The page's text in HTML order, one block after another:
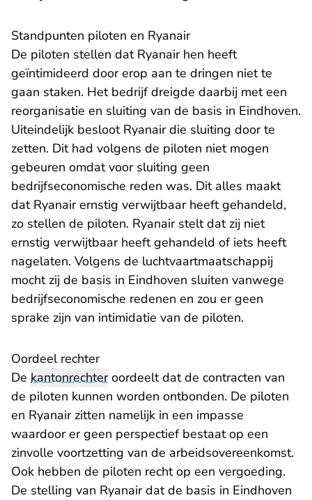
Standpunten piloten en Ryanair
De piloten stellen dat Ryanair hen heeft
geïntimideerd door erop aan te dringen niet te
gaan staken. Het bedrijf dreigde daarbij met een
reorganisatie en sluiting van de basis in Eindhoven.
Uiteindelijk besloot Ryanair die sluiting door te
zetten. Dit had volgens de piloten niet mogen
gebeuren omdat voor sluiting geen
bedrijfseconomische reden was. Dit alles maakt
dat Ryanair ernstig verwijtbaar heeft gehandeld,
zo stellen de piloten. Ryanair stelt dat zij niet
ernstig verwijtbaar heeft gehandeld of iets heeft
nagelaten. Volgens de luchtvaartmaatschappij
mocht zij de basis in Eindhoven sluiten vanwege
bedrijfseconomische redenen en zou er geen
sprake zijn van intimidatie van de piloten.
Oordeel rechter
De kantonrechteroordeelt dat de contracten van
de piloten kunnen worden ontbonden. De piloten
en Ryanair zitten namelijk in een impasse
waardoor er geen perspectief bestaat op een
zinvolle voortzetting van de arbeidsovereenkomst.
Ook hebben de piloten recht op een vergoeding.
De stelling van Ryanair dat de basis in Eindhoven